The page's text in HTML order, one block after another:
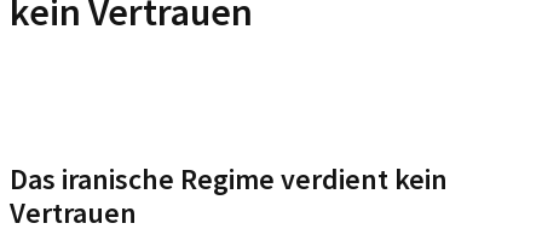
kein Vertrauen
Das iranische Regime verdient kein
Vertrauen